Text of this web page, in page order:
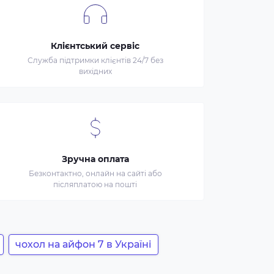
Клієнтський сервіс
Служба підтримки клієнтів 24/7 без
вихідних
Зручна оплата
Безконтактно, онлайн на сайті або
післяплатою на пошті
чохол на айфон 7 в Україні